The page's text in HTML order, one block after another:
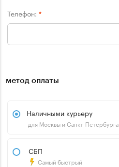
Телефон: *
метод оплаты
Наличными курьеру
для Москвы и Санкт-Петербурга
СБП
Самый быстрый